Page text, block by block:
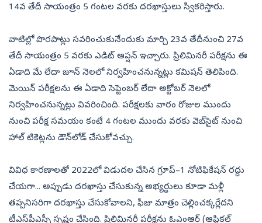
14వ తేదీ సాయంత్రం 5 గంటల వరకు దరఖాస్తులు స్వీకరిస్తారు.
వాటిల్లో పొరపాట్లు సవరించుకునేందుకు మార్చి 23వ తేదీనుంచి 27వ
తేదీ సాయంత్రం 5 వరకు ఎడిట్‌ ఆప్షన్‌ ఇచ్చారు. ప్రిలిమినరీ పరీక్షను ఈ
ఏడాది మే లేదా జూన్‌ నెలలో నిర్వహించనున్నట్లు కమిషన్‌ తెలిపింది.
మెయిన్‌ పరీక్షల­ను ఈ ఏడాది సెప్టెంబర్‌ లేదా అక్టోబర్‌ నెలలో
నిర్వహించనున్నట్లు వివరించింది. పరీక్షలకు వారం రోజుల ముందు
నుంచి పరీక్ష సమయం కంటే 4 గంటల ముందు వరకు వెబ్‌సైట్‌ నుంచి
హాల్‌ టికెట్లను డౌన్‌లోడ్‌ చేసుకోవచ్చు.
వివిధ కారణాలతో 2022లో విడుదల చేసిన గ్రూప్‌–1 నోటిఫికేషన్‌ రద్దు
చేయగా... అప్పుడు దరఖాస్తు చేసుకున్న అభ్యర్థులు కూడా మళ్లీ
తప్పనిసరిగా దరఖాస్తు చేసుకోవాలని, ఫీజు మాత్రం చెల్లించక్కర్లేదని
టీఎస్‌పీఎస్సీ స్పష్టం చేసింది. ప్రిలిమినరీ పరీక్షను ఓఎంఆర్‌ (ఆప్టికల్‌